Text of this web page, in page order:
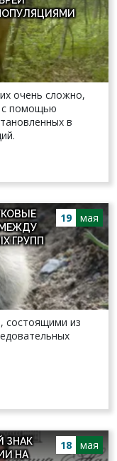
очень сложно,
с помощью
в
19 мая
ГРУПП
состоящими из
18 мая
ЗНАК
НА